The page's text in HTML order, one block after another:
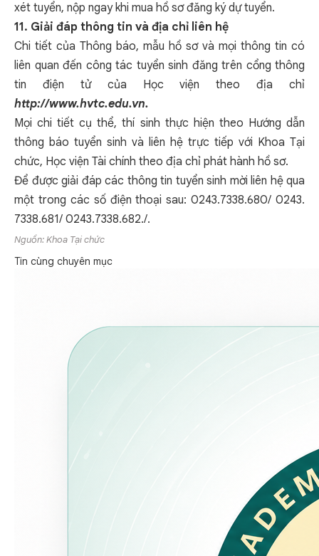
xét tuyển, nộp ngay khi mua hồ sơ đăng ký dự tuyển.
11. Giải đáp thông tin và địa chỉ liên hệ
Chi tiết của Thông báo, mẫu hồ sơ và mọi thông tin có
liên quan đến công tác tuyển sinh đăng trên cổng thông
tin điện tử của Học viện theo địa chỉ
http://www.hvtc.edu.vn.
Mọi chi tiết cụ thể, thí sinh thực hiện theo Hướng dẫn
thông báo tuyển sinh và liên hệ trực tiếp với Khoa Tại
chức, Học viện Tài chính theo địa chỉ phát hành hồ sơ.
Để được giải đáp các thông tin tuyển sinh mời liên hệ qua
một trong các số điện thoại sau: 0243.7338.680/ 0243.
7338.681/ 0243.7338.682./.
Nguồn: Khoa Tại chức
Tin cùng chuyên mục